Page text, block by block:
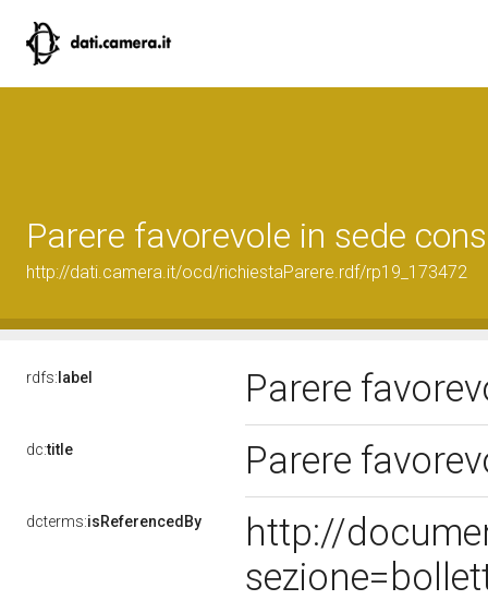
Parere favorevole in sede
http://dati.camera.it/ocd/richiestaParere.rdf/rp19_173472
rdfs: label Parere
dc:title Parere
dcterms:isReferencedBy
http://